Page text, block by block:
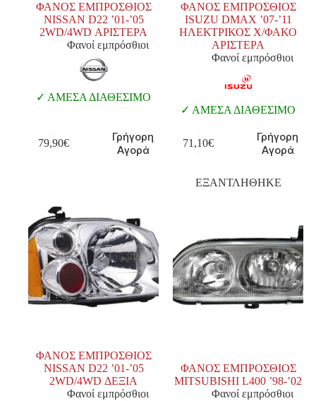
ΦΑΝΟΣ ΕΜΠΡΟΣΘΙΟΣ
NISSAN D22 ’01-’05
2WD/4WD ΑΡΙΣΤΕΡΑ
Φανοί εμπρόσθιοι
ΑΜΕΣΑ ΔΙΑΘΕΣΙΜΟ
79,90€
Γρήγορη
Αγορά
ΦΑΝΟΣ ΕΜΠΡΟΣΘΙΟΣ
ISUZU DMAX ’07-’11
ΗΛΕΚΤΡΙΚΟΣ Χ/ΦΑΚΟ
ΑΡΙΣΤΕΡΑ
Φανοί εμπρόσθιοι
ΑΜΕΣΑ ΔΙΑΘΕΣΙΜΟ
71,10€
Γρήγορη
Αγορά
ΦΑΝΟΣ ΕΜΠΡΟΣΘΙΟΣ
NISSAN D22 ’01-’05
2WD/4WD ΔΕΞΙΑ
Φανοί εμπρόσθιοι
ΕΞΑΝΤΛΗΘΗΚΕ
ΦΑΝΟΣ ΕΜΠΡΟΣΘΙΟΣ
MITSUBISHI L400 ’98-’02
Φανοί εμπρόσθιοι